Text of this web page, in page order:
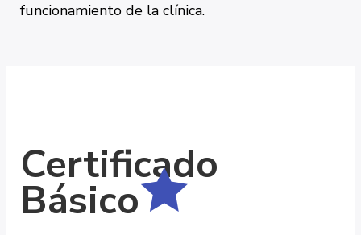
funcionamiento de la clínica.
Certificado
Básico🟊